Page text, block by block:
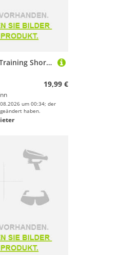
Oxdog Atlanta Ii Training Short Sleeve T-shirt Blau 164 cm Kinder
19,99 €
um 00:34; der
haben.